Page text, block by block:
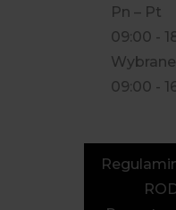
Pn – Pt
09:00 -
09:00 -